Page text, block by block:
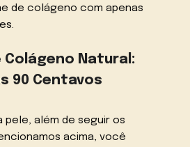
de colágeno com apenas
Colágeno Natural:
90 Centavos
pele, além de seguir os
acima, você